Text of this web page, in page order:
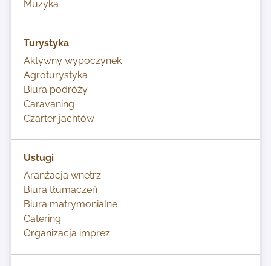
Muzyka
Turystyka
Aktywny wypoczynek
Agroturystyka
Biura podróży
Caravaning
Czarter jachtów
Usługi
Aranżacja wnętrz
Biura tłumaczeń
Biura matrymonialne
Catering
Organizacja imprez